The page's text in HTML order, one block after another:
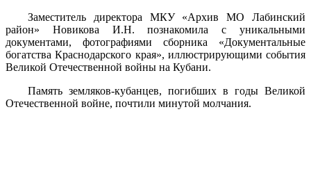
Заместитель директора МКУ «Архив МО Лабинский
район» Новикова И.Н. познакомила с уникальными
документами, фотографиями сборника «Документальные
богатства Краснодарского края», иллюстрирующими события
Великой Отечественной войны на Кубани.
Память земляков-кубанцев, погибших в годы Великой
Отечественной войне, почтили минутой молчания.